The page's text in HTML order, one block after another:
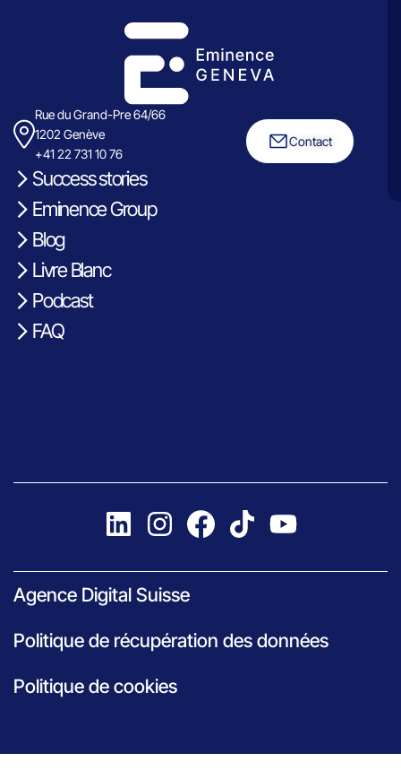
Rue du Grand-Pre 64/66
1202 Genève
+41 22 731 10 76
Contact
Success stories
Eminence Group
Blog
Livre Blanc
Podcast
FAQ
Agence Digital Suisse
Politique de récupération des données
Politique de cookies